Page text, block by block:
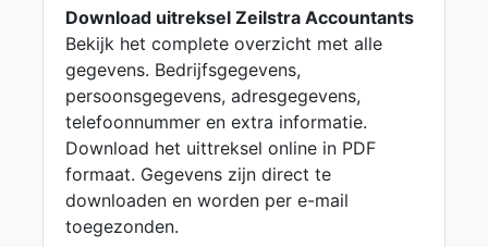
Download uitreksel Zeilstra Accountants
Bekijk het complete overzicht met alle
gegevens. Bedrijfsgegevens,
persoonsgegevens, adresgegevens,
telefoonnummer en extra informatie.
Download het uittreksel online in PDF
formaat. Gegevens zijn direct te
downloaden en worden per e-mail
toegezonden.